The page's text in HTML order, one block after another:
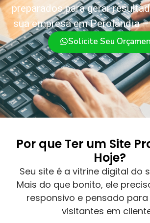
preparados para gerar
sua empresa em Perolândia –
Solicite Seu
Por que Ter um Site
Hoje?
Seu site é a vitrine digital do
Mais do que bonito, ele
responsivo e pensado
visitantes em